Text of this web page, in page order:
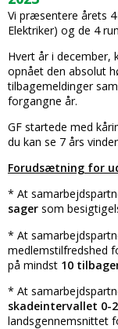
Vi præsentere årets
Elektriker) og de 4
Hvert år i december,
opnået den absolut
tilbagemeldinger
forgangne år.
GF startede med
du kan se 7 års
Forudsætning for
* At
sager som
* At
medlemstilfredshed
på mindst 10
* At
skadeintervallet 0-
landsgennemsnittet